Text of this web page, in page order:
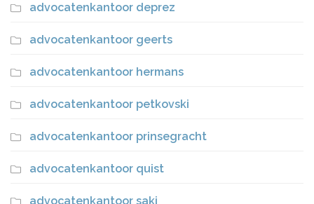
advocatenkantoor deprez
advocatenkantoor geerts
advocatenkantoor hermans
advocatenkantoor petkovski
advocatenkantoor prinsegracht
advocatenkantoor quist
advocatenkantoor saki